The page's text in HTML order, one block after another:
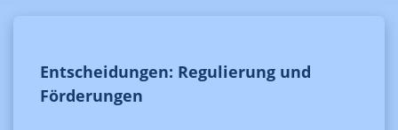
Entscheidungen: Regulierung und
Förderungen